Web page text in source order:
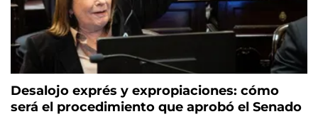
Desalojo exprés y expropiaciones: cómo
será el procedimiento que aprobó el Senado